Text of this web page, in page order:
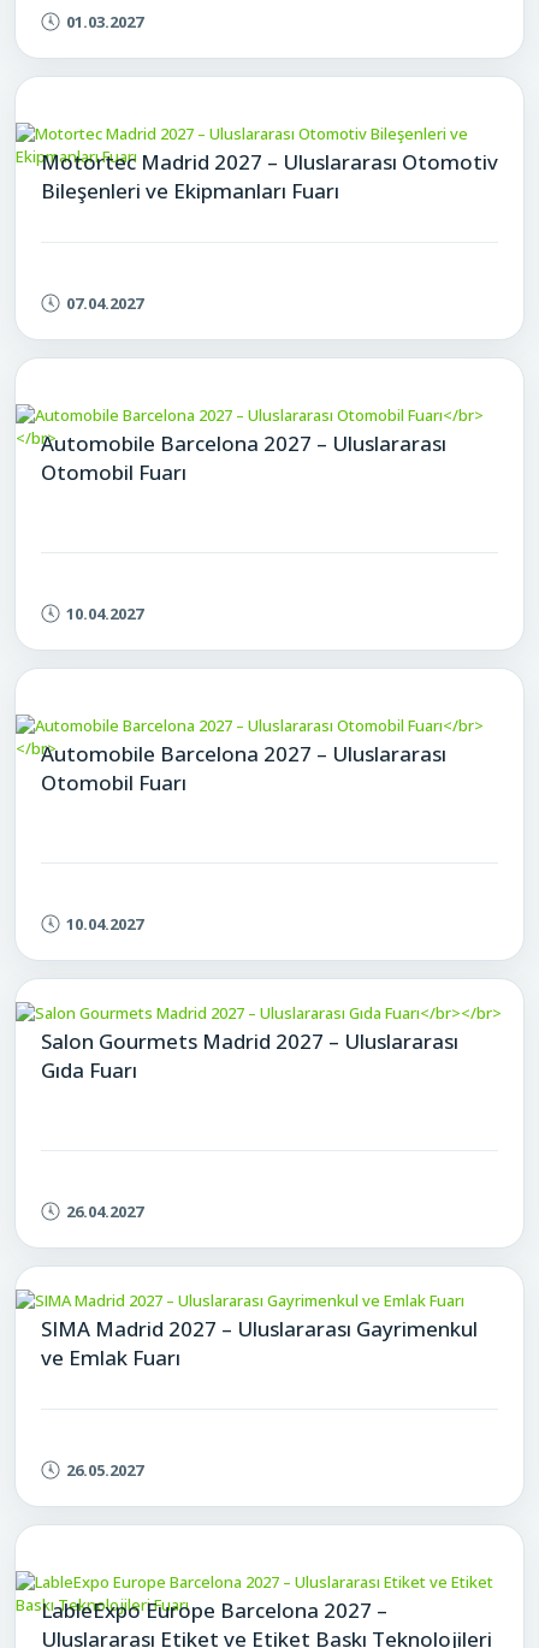
01.03.2027
Motortec Madrid 2027 – Uluslararası Otomotiv
Bileşenleri ve Ekipmanları Fuarı
07.04.2027
Automobile Barcelona 2027 – Uluslararası
Otomobil Fuarı
10.04.2027
Automobile Barcelona 2027 – Uluslararası
Otomobil Fuarı
10.04.2027
Salon Gourmets Madrid 2027 – Uluslararası
Gıda Fuarı
26.04.2027
SIMA Madrid 2027 – Uluslararası Gayrimenkul
ve Emlak Fuarı
26.05.2027
LableExpo Europe Barcelona 2027 –
Uluslararası Etiket ve Etiket Baskı Teknolojileri